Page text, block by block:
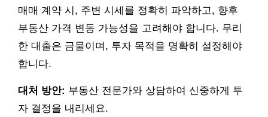
매매 계약 시, 주변 시세를 정확히 파악하고, 향후
부동산 가격 변동 가능성을 고려해야 합니다. 무리
한 대출은 금물이며, 투자 목적을 명확히 설정해야
합니다.
대처 방안: 부동산 전문가와 상담하여 신중하게 투
자 결정을 내리세요.